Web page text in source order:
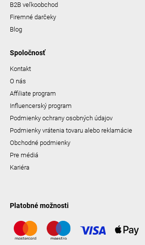
B2B veľkoobchod
Firemné darčeky
Blog
Spoločnosť
Kontakt
O nás
Affiliate program
Influencerský program
Podmienky ochrany osobných údajov
Podmienky vrátenia tovaru alebo reklamácie
Obchodné podmienky
Pre médiá
Kariéra
Platobné možnosti